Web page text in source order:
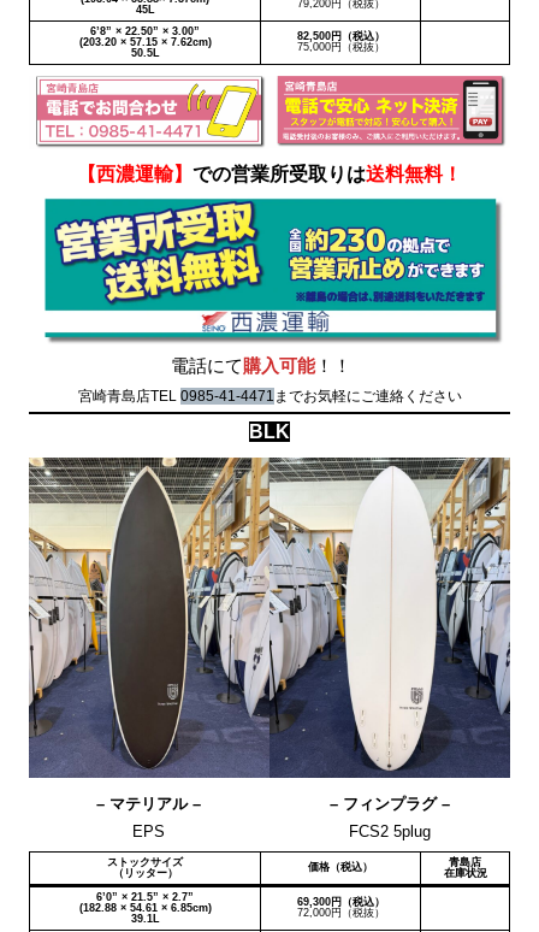
45L
79,200円（税抜）
6’8” × 22.50” × 3.00”
(203.20 × 57.15 × 7.62cm)
50.5L
82,500円（税込）
75,000円（税抜）
【西濃運輸】 での営業所受取りは送料無料！
電話にて購入可能！！
宮崎青島店TEL 0985-41-4471 までお気軽にご連絡ください
BLK
– マテリアル –
EPS
– フィンプラグ –
FCS2 5plug
ストックサイズ
（リッター）
価格（税込）
青島店
在庫状況
6’0” × 21.5” × 2.7”
(182.88 × 54.61 × 6.85cm)
39.1L
69,300円（税込）
72,000円（税抜）